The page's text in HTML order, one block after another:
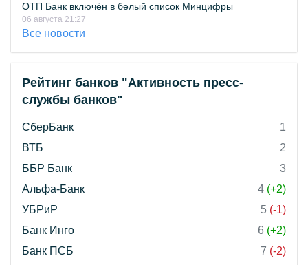
ОТП Банк включён в белый список Минцифры
06 августа 21:27
Все новости
Рейтинг банков "Активность пресс-
службы банков"
СберБанк
1
ВТБ
2
ББР Банк
3
Альфа-Банк
4 (+2)
УБРиР
5 (-1)
Банк Инго
6 (+2)
Банк ПСБ
7 (-2)